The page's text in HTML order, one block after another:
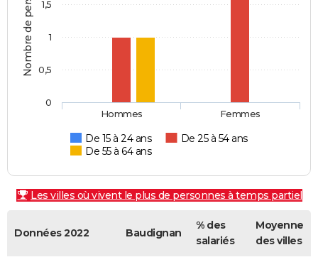
De 15 à 24 ans
De 25 à 54 ans
De 55 à 64 ans
Hommes Femmes
0
0,5
1
1,5
Les villes où vivent le plus de personnes à temps partiel
Données 2022 Baudignan
% des
salariés
Moyenne
des villes